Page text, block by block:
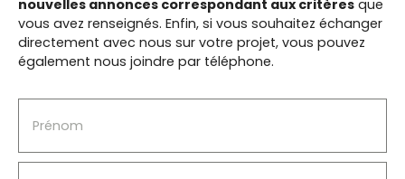
nouvelles annonces correspondant aux critères que
vous avez renseignés. Enfin, si vous souhaitez échanger
directement avec nous sur votre projet, vous pouvez
également nous joindre par téléphone.
Prénom